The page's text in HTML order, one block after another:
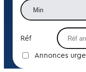
Réf
Annonces